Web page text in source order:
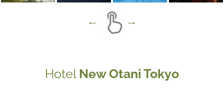
Hotel New Otani Tokyo